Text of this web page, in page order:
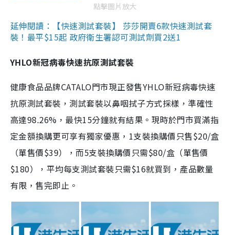
點擊圖片放大
延伸閱讀：【快速測試套裝】 莎莎開賣6款快速測試套
裝！最平$15起 政府衛生署認可測試劑買2送1
YHLO新冠病毒快速抗原測試套裝
健康食品品牌CATALO門市現正發售YHLO新冠病毒快速
抗原測試套裝，測試套裝以鼻咽拭子方式採樣，準確性
高達98.26%，最快15分鐘就有結果。現時於門市買滿指
定金額換購更可享有獨家優惠，1支裝換購價只售$20/盒
（單售價$39），而5支裝換購價只需$80/盒（單售價
$180），平均每支測試套裝只需$16就買到，產品數量
有限，售完即止。